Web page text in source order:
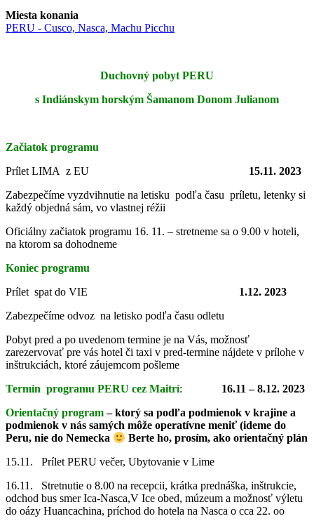
Miesta konania
PERU - Cusco, Nasca, Machu Picchu
Duchovný pobyt PERU
s Indiánskym horským Šamanom Donom Julianom
Začiatok programu
Prílet LIMA z EU 15.11. 2023
Zabezpečíme vyzdvihnutie na letisku podľa času príletu, letenky si
každý objedná sám, vo vlastnej réžii
Oficiálny začiatok programu 16. 11. – stretneme sa o 9.00 v hoteli,
na ktorom sa dohodneme
Koniec programu
Prílet spat do VIE
1.12. 2023
Zabezpečíme odvoz na letisko podľa času odletu
Pobyt pred a po uvedenom termine je na Vás, možnosť
zarezervovať pre vás hotel či taxi v pred-termine nájdete v prílohe v
inštrukciách, ktoré záujemcom pošleme
Termín programu PERU cez Maitrí: 16.11 – 8.12. 2023
Orientačný program– ktorý sa podľa podmienok v krajine a
podmienok v nás samých môže operatívne meniť (ideme do
Peru, nie do Nemecka
Berte ho, prosím, ako orientačný plán
15.11. Prílet PERU večer, Ubytovanie v Lime
16.11. Stretnutie o 8.00 na recepcii, krátka prednáška, inštrukcie,
odchod bus smer Ica-Nasca,V Ice obed, múzeum a možnosť výletu
do oázy Huancachina, príchod do hotela na Nasca o cca 22. oo